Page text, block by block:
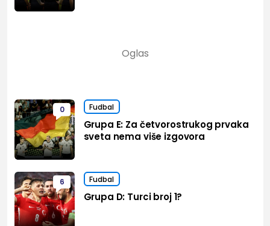
0 Fudbal
Grupa E: Za četvorostrukog prvaka
sveta nema više izgovora
6 Fudbal
Grupa D: Turci broj 1?